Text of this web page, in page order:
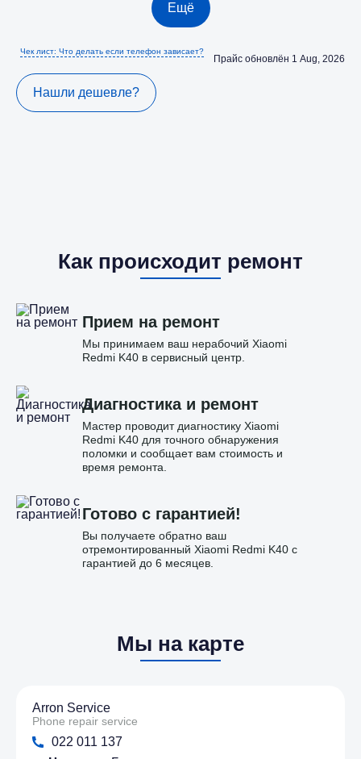
Ещё
Прайс обновлён 1 Aug, 2026
Чек лист: Что делать если телефон зависает?
Нашли дешевле?
Как происходит ремонт
Прием на ремонт
Мы принимаем ваш нерабочий Xiaomi
Redmi K40 в сервисный центр.
Диагностика и ремонт
Мастер проводит диагностику Xiaomi
Redmi K40 для точного обнаружения
поломки и сообщает вам стоимость и
время ремонта.
Готово с гарантией!
Вы получаете обратно ваш
отремонтированный Xiaomi Redmi K40 с
гарантией до 6 месяцев.
Мы на карте
Arron Service
Phone repair service
022 011 137